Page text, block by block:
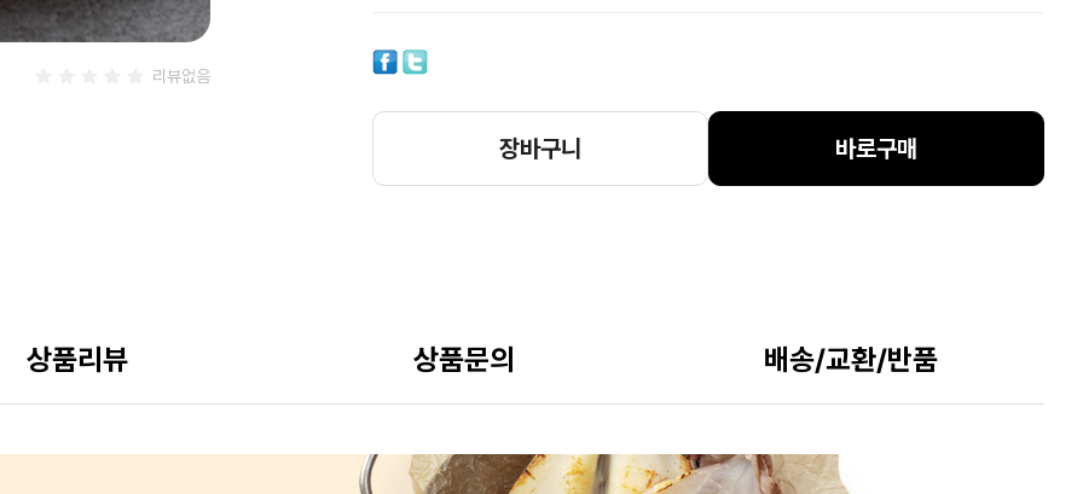
리뷰없음
장바구니 바로구매
상품리뷰 상품문의 배송/교환/반품